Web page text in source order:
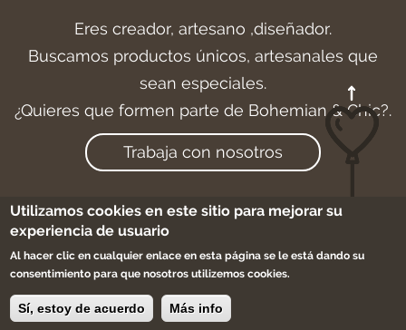
Eres creador, artesano ,diseñador.
Buscamos productos únicos, artesanales que
sean especiales.
¿Quieres que formen parte de Bohemian & Chic?.
Trabaja con nosotros
Aviso legal-Cookies
-Sitemap
©2017 bohemian & chic
Utilizamos cookies en este sitio para mejorar su
experiencia de usuario
Al hacer clic en cualquier enlace en esta página se le está dando su
consentimiento para que nosotros utilizemos cookies.
Sí, estoy de acuerdo Más info